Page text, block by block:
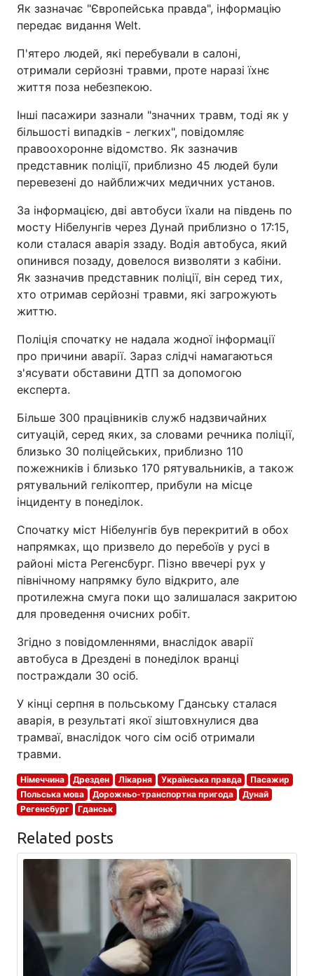
Як зазначає "Європейська правда", інформацію
передає видання Welt.
П'ятеро людей, які перебували в салоні,
отримали серйозні травми, проте наразі їхнє
життя поза небезпекою.
Інші пасажири зазнали "значних травм, тоді як у
більшості випадків - легких", повідомляє
правоохоронне відомство. Як зазначив
представник поліції, приблизно 45 людей були
перевезені до найближчих медичних установ.
За інформацією, дві автобуси їхали на південь по
мосту Нібелунгів через Дунай приблизно о 17:15,
коли сталася аварія ззаду. Водія автобуса, який
опинився позаду, довелося визволяти з кабіни.
Як зазначив представник поліції, він серед тих,
хто отримав серйозні травми, які загрожують
життю.
Поліція спочатку не надала жодної інформації
про причини аварії. Зараз слідчі намагаються
з'ясувати обставини ДТП за допомогою
експерта.
Більше 300 працівників служб надзвичайних
ситуацій, серед яких, за словами речника поліції,
близько 30 поліцейських, приблизно 110
пожежників і близько 170 рятувальників, а також
рятувальний гелікоптер, прибули на місце
інциденту в понеділок.
Спочатку міст Нібелунгів був перекритий в обох
напрямках, що призвело до перебоїв у русі в
районі міста Регенсбург. Пізно ввечері рух у
північному напрямку було відкрито, але
протилежна смуга поки що залишалася закритою
для проведення очисних робіт.
Згідно з повідомленнями, внаслідок аварії
автобуса в Дрездені в понеділок вранці
постраждали 30 осіб.
У кінці серпня в польському Гданську сталася
аварія, в результаті якої зіштовхнулися два
трамваї, внаслідок чого сім осіб отримали
травми.
Німеччина Дрезден Лікарня Українська правда
Пасажир
Польська мова
Дорожньо-транспортна пригода
Дунай
Регенсбург
Гданськ
Related posts